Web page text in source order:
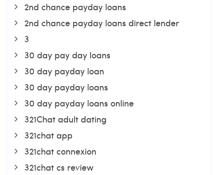
2nd chance payday loans
2nd chance payday loans direct lender
3
30 day pay day loans
30 day payday loan
30 day payday loans
30 day payday loans online
321Chat adult dating
321chat app
321chat connexion
321chat cs review